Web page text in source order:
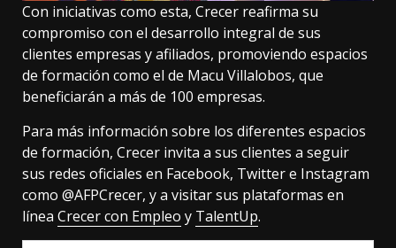
Con iniciativas como esta, Crecer reafirma su
compromiso con el desarrollo integral de sus
clientes empresas y afiliados, promoviendo espacios
de formación como el de Macu Villalobos, que
beneficiarán a más de 100 empresas.
Para más información sobre los diferentes espacios
de formación, Crecer invita a sus clientes a seguir
sus redes oficiales en Facebook, Twitter e Instagram
como @AFPCrecer, y a visitar sus plataformas en
línea Crecer con Empleo y TalentUp.